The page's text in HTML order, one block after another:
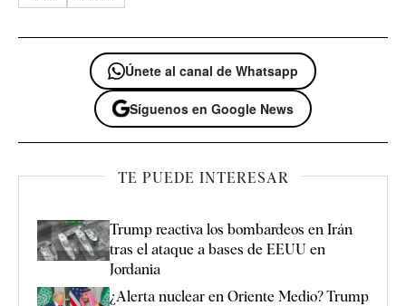
Únete al canal de Whatsapp
Síguenos en Google News
TE PUEDE INTERESAR
Trump reactiva los bombardeos en Irán
tras el ataque a bases de EEUU en
Jordania
¿Alerta nuclear en Oriente Medio? Trump